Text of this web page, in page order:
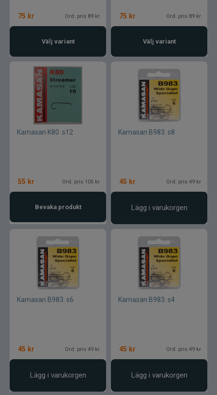
Dometic
Drennan
Eastfields Lures
Leech
Loop
Fly Dressing
75 kr Ord. pris 89 kr
Välj variant
75 kr Ord. pris 89 kr
Välj variant
Kamasan K80. s12
55 kr Ord. pris 105 kr
Bevaka produkt
Kamasan B983. s8
45 kr Ord. pris 49 kr
Lägg i varukorgen
Kamasan B983. s6
45 kr Ord. pris 49 kr
Lägg i varukorgen
Kamasan B983. s4
45 kr Ord. pris 49 kr
Lägg i varukorgen